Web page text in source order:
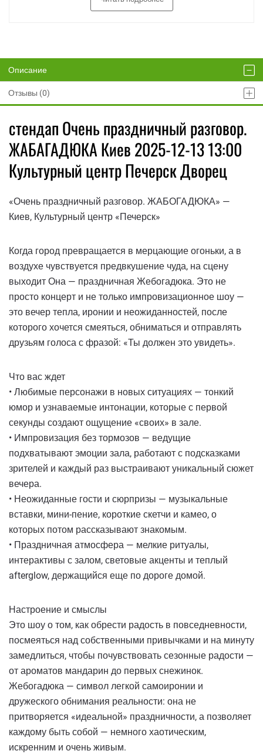
Описание
Отзывы (0)
стендап Очень праздничный разговор.
ЖАБАГАДЮКА Киев 2025-12-13 13:00
Культурный центр Печерск Дворец
«Очень праздничный разговор. ЖАБОГАДЮКА» —
Киев, Культурный центр «Печерск»
Когда город превращается в мерцающие огоньки, а в
воздухе чувствуется предвкушение чуда, на сцену
выходит Она — праздничная Жебогадюка. Это не
просто концерт и не только импровизационное шоу —
это вечер тепла, иронии и неожиданностей, после
которого хочется смеяться, обниматься и отправлять
друзьям голоса с фразой: «Ты должен это увидеть».
Что вас ждет
• Любимые персонажи в новых ситуациях — тонкий
юмор и узнаваемые интонации, которые с первой
секунды создают ощущение «своих» в зале.
• Импровизация без тормозов — ведущие
подхватывают эмоции зала, работают с подсказками
зрителей и каждый раз выстраивают уникальный сюжет
вечера.
• Неожиданные гости и сюрпризы — музыкальные
вставки, мини-пение, короткие скетчи и камео, о
которых потом рассказывают знакомым.
• Праздничная атмосфера — мелкие ритуалы,
интерактивы с залом, световые акценты и теплый
afterglow, держащийся еще по дороге домой.
Настроение и смыслы
Это шоу о том, как обрести радость в повседневности,
посмеяться над собственными привычками и на минуту
замедлиться, чтобы почувствовать сезонные радости —
от ароматов мандарин до первых снежинок.
Жебогадюка — символ легкой самоиронии и
дружеского обнимания реальности: она не
притворяется «идеальной» праздничности, а позволяет
каждому быть собой — немного хаотическим,
искренним и очень живым.